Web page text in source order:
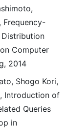
Frequency-
Distribution
Computer
2014
Shogo Kori,
Introduction of
Queries
in